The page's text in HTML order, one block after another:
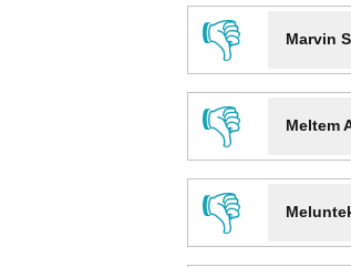
👎
Marvin
👎
Meltem
👎